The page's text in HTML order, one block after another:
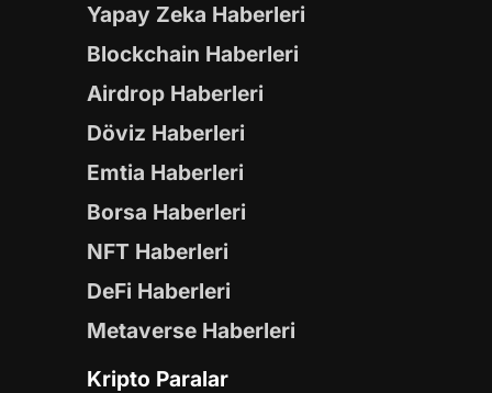
Yapay Zeka Haberleri
Blockchain Haberleri
Airdrop Haberleri
Döviz Haberleri
Emtia Haberleri
Borsa Haberleri
NFT Haberleri
DeFi Haberleri
Metaverse Haberleri
Kripto Paralar